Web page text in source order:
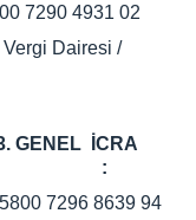
7290 4931 02
Dairesi /
GENEL İCRA
:
7296 8639 94